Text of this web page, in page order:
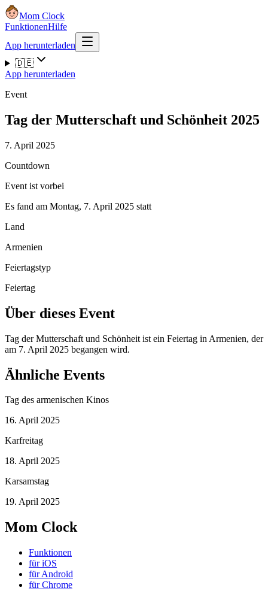
Mom Clock
FunktionenHilfe
App herunterladen
🇩🇪
App herunterladen
Event
Tag der Mutterschaft und Schönheit 2025
7. April 2025
Countdown
Event ist vorbei
Es fand am Montag, 7. April 2025 statt
Land
Armenien
Feiertagstyp
Feiertag
Über dieses Event
Tag der Mutterschaft und Schönheit ist ein Feiertag in Armenien, der
am 7. April 2025 begangen wird.
Ähnliche Events
Tag des armenischen Kinos
16. April 2025
Karfreitag
18. April 2025
Karsamstag
19. April 2025
Mom Clock
Funktionen
für iOS
für Android
für Chrome